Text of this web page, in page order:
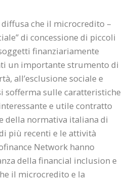
diffusa che il microcredito –
di concessione di piccoli
finanziariamente
un importante strumento di
all’esclusione sociale e
sofferma sulle caratteristiche
e utile contratto
della normativa italiana di
più recenti e le attività
Network hanno
della financial inclusion e
il microcredito e la